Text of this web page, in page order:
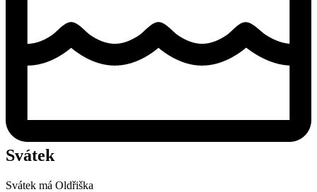
Svátek
Svátek má Oldřiška